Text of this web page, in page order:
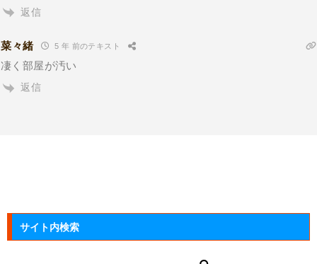
返信
菜々緒 5 年 前のテキスト
凄く部屋が汚い
返信
サイト内検索